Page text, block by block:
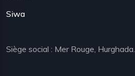
Siwa
Siège social : Mer Rouge, Hurghada.